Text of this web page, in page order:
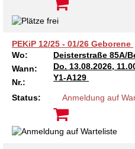
Kindertagesstätte
Kindertagesstätte
Kindertagesstätte
Kindertagesstätte
Familienzentrum
Kindertagesstätte
Hör- und
Kindertagesstätte
Kindertagesstätte
PEKiP 12/25 - 01/26 Geborene
Wo:
Deisterstraße 85A/
Wann:
Do. 13.08.2026,
Nr.:
Y1-A129
Status: Anmeldung auf